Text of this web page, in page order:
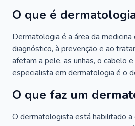
O que é
Dermatologia é a área da medicina
diagnóstico, à prevenção e ao
afetam a pele, as unhas, o cabelo
especialista em dermatologia é o
O que faz um
O dermatologista está habilitado